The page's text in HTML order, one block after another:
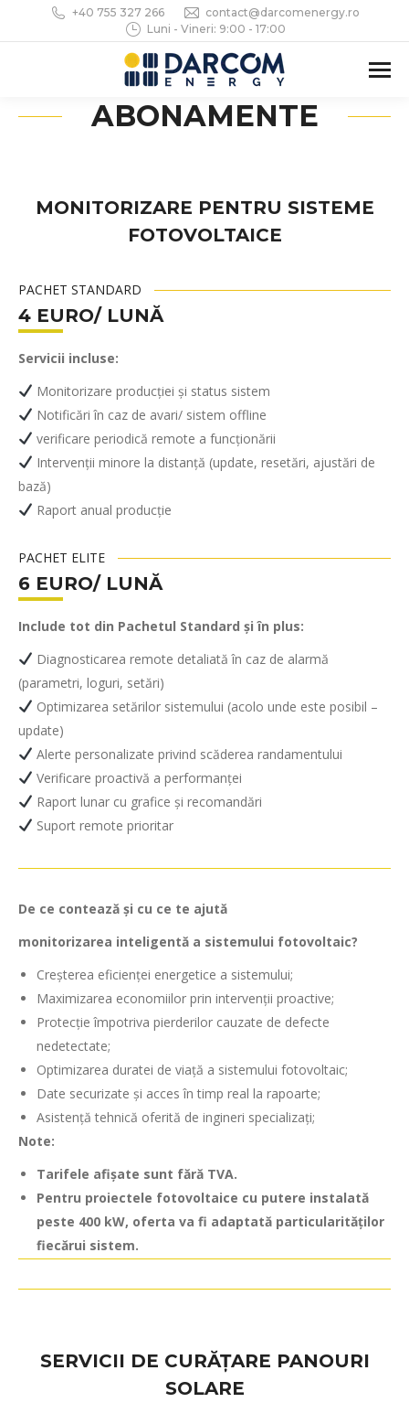
+40 755 327 266
contact@darcomenergy.ro
Luni - Vineri: 9:00 - 17:00
ABONAMENTE
MONITORIZARE PENTRU SISTEME
FOTOVOLTAICE
PACHET STANDARD
4 EURO/ LUNĂ
Servicii incluse:
Monitorizare producției și status sistem
Notificări în caz de avari/ sistem offline
verificare periodică remote a funcționării
Intervenții minore la distanță (update, resetări, ajustări de
bază)
Raport anual producție
PACHET ELITE
6 EURO/ LUNĂ
Include tot din Pachetul Standard și în plus:
Diagnosticarea remote detaliată în caz de alarmă
(parametri, loguri, setări)
Optimizarea setărilor sistemului (acolo unde este posibil –
update)
Alerte personalizate privind scăderea randamentului
Verificare proactivă a performanței
Raport lunar cu grafice și recomandări
Suport remote prioritar
De ce contează și cu ce te ajută
monitorizarea inteligentă a sistemului fotovoltaic?
Creșterea eficienței energetice a sistemului;
Maximizarea economiilor prin intervenții proactive;
Protecție împotriva pierderilor cauzate de defecte
nedetectate;
Optimizarea duratei de viață a sistemului fotovoltaic;
Date securizate și acces în timp real la rapoarte;
Asistență tehnică oferită de ingineri specializați;
Note:
Tarifele afișate sunt fără TVA.
Pentru proiectele fotovoltaice cu putere instalată
peste 400 kW, oferta va fi adaptată particularităților
fiecărui sistem.
SERVICII DE CURĂȚARE PANOURI
SOLARE